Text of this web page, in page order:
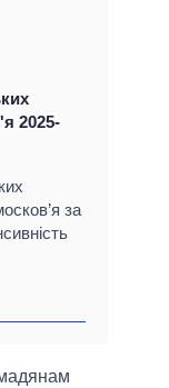
2025-
за